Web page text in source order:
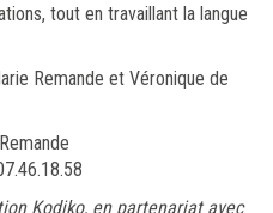
tout en travaillant la langue
Remande et Véronique de
Kodiko, en partenariat avec